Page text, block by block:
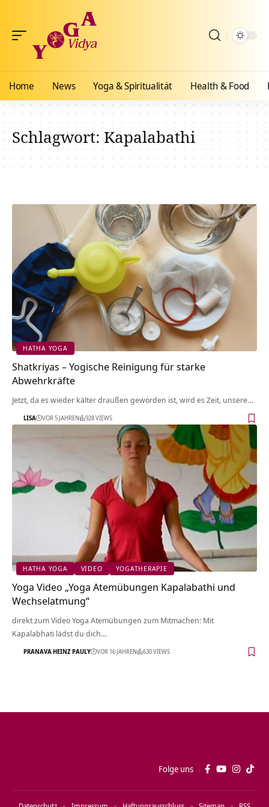
Home News Yoga & Spiritualität Health & Food
Schlagwort:Kapalabathi
HATHA YOGA
Shatkriyas – Yogische Reinigung für starke
Abwehrkräfte
Jetzt, da es wieder kälter draußen geworden ist, wird es Zeit, unsere…
LISA VOR 5 JAHREN 928 VIEWS
HATHA YOGA VIDEO YOGATHERAPIE
Yoga Video „Yoga Atemübungen Kapalabathi und
Wechselatmung“
direkt zum Video Yoga Atemübungen zum Mitmachen: Mit
Kapalabhati lädst du dich…
PRANAVA HEINZ PAULY VOR 16 JAHREN 630 VIEWS
Folge uns